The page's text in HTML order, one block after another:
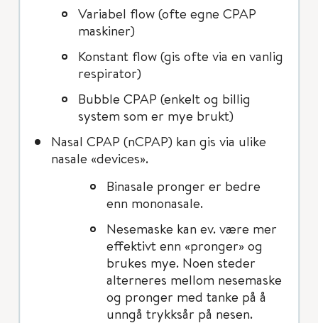
Variabel flow (ofte egne CPAP
maskiner)
Konstant flow (gis ofte via en vanlig
respirator)
Bubble CPAP (enkelt og billig
system som er mye brukt)
Nasal CPAP (nCPAP) kan gis via ulike
nasale «devices».
Binasale pronger er bedre
enn mononasale.
Nesemaske kan ev. være mer
effektivt enn «pronger» og
brukes mye. Noen steder
alterneres mellom nesemaske
og pronger med tanke på å
unngå trykksår på nesen.